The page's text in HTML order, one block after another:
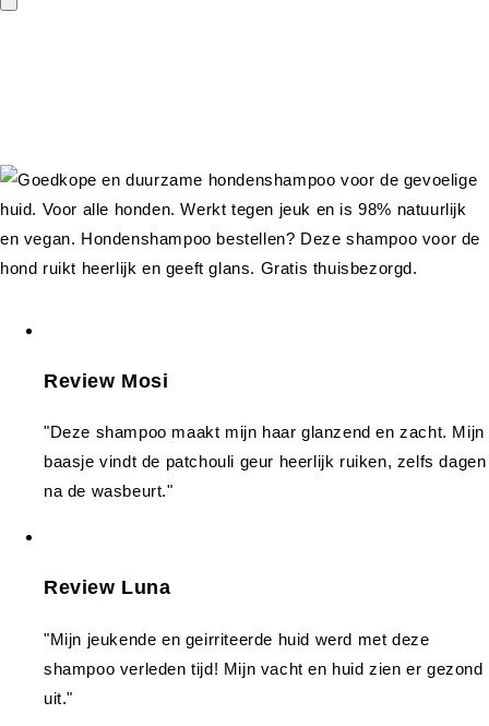
Review Mosi
"Deze shampoo maakt mijn haar glanzend en zacht. Mijn
baasje vindt de patchouli geur heerlijk ruiken, zelfs dagen
na de wasbeurt."
Review Luna
"Mijn jeukende en geirriteerde huid werd met deze
shampoo verleden tijd! Mijn vacht en huid zien er gezond
uit."